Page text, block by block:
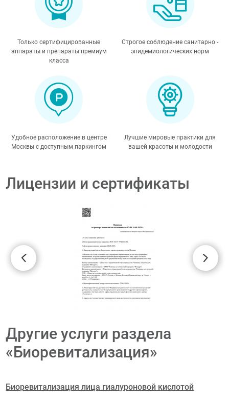
Только сертифицированные
аппараты и препараты премиум
класса
Строгое соблюдение санитарно -
эпидемиологических норм
Удобное расположение в центре
Москвы с доступным паркингом
Лучшие мировые практики для
вашей красоты и молодости
Лицензии и сертификаты
Другие услуги раздела
«Биоревитализация»
Биоревитализация лица гиалуроновой кислотой